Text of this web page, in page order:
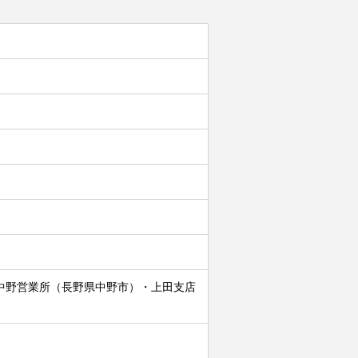
営業所（長野県中野市）・上田支店